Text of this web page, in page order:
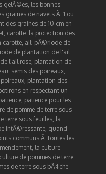
gelÃ©es, les bonnes
graines de navets Ã 1 ou
des graines de 10 cm en
, carotte: la protection des
carotte, ail: pÃ©riode de
de plantation de l'ail
l'ail rose, plantation de
: semis des poireaux,
, plantation des
en respectant un
patience pour les
de pomme de terre sous
terre sous feuilles, la
intÃ©ressante, quand
communs Ã toutes les
, la culture
de pommes de terre
de terre sous bÃ¢che